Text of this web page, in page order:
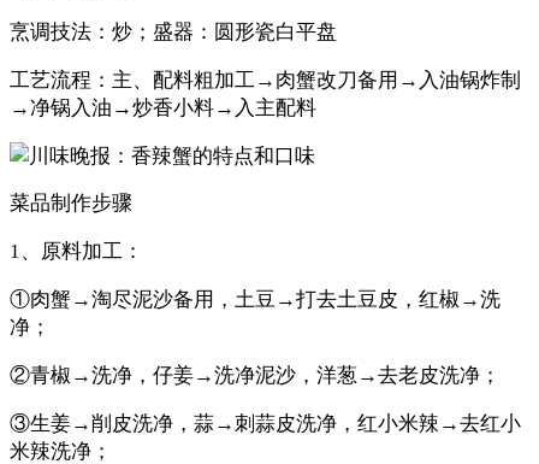
烹调技法：炒；盛器：圆形瓷白平盘
工艺流程：主、配料粗加工→肉蟹改刀备用→入油锅炸制
→净锅入油→炒香小料→入主配料
菜品制作步骤
1、原料加工：
①肉蟹→淘尽泥沙备用，土豆→打去土豆皮，红椒→洗
净；
②青椒→洗净，仔姜→洗净泥沙，洋葱→去老皮洗净；
③生姜→削皮洗净，蒜→刺蒜皮洗净，红小米辣→去红小
米辣洗净；